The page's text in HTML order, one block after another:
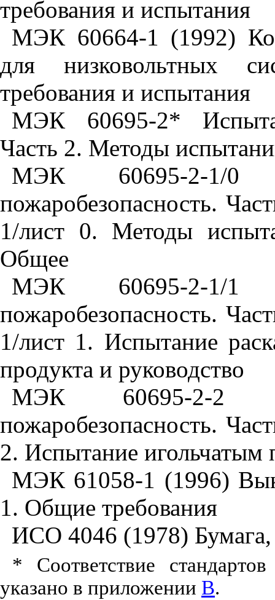
требования и испытания
МЭК 60664-1 (1992)
для низковольтных
требования и испытания
МЭК 60695-2*
Часть 2. Методы
МЭК 60695-2-1/0
пожаробезопасность.
1/лист 0. Методы
Общее
МЭК 60695-2-1/1
пожаробезопасность.
1/лист 1. Испытание
продукта и руководство
МЭК 60695-2-2
пожаробезопасность.
2. Испытание игольчатым
МЭК 61058-1 (1996)
1. Общие требования
ИСО 4046 (1978) Бумага,
* Соответствие
указано в приложении В.